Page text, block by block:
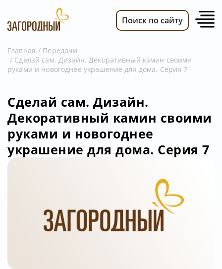
ВИДЕО
ПЕРЕДАЧИ
ТЕЛЕПРОГРАММА
РЕКЛАМОДАТЕЛЯМ
Поиск по сайту
Главная
Передачи
Сделай сам. Дизайн. Декоративный камин своими
руками и новогоднее украшение для дома. Серия 7
Сделай сам. Дизайн.
Декоративный камин своими
руками и новогоднее
украшение для дома. Серия 7